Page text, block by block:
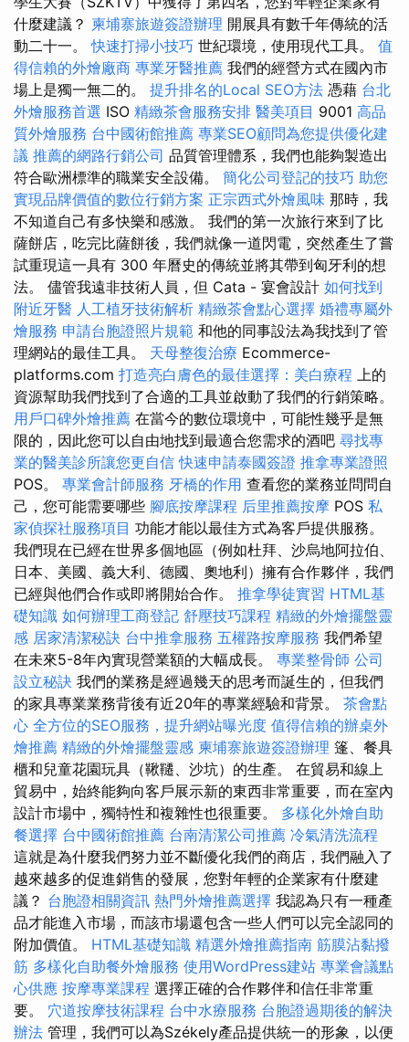
什麼建議？ 柬埔寨旅遊簽證辦理 開展具有數千年傳統的活
動二十一。快速打掃小技巧 世紀環境，使用現代工具。 值
得信賴的外燴廠商 專業牙醫推薦 我們的經營方式在國內市
場上是獨一無二的。 提升排名的Local SEO方法 憑藉 台北
外燴服務首選 ISO 精緻茶會服務安排 醫美項目 9001 高品
質外燴服務 台中國術館推薦 專業SEO顧問為您提供優化建
議 推薦的網路行銷公司 品質管理體系，我們也能夠製造出
符合歐洲標準的職業安全設備。 簡化公司登記的技巧 助您
實現品牌價值的數位行銷方案 正宗西式外燴風味 那時，我
不知道自己有多快樂和感激。 我們的第一次旅行來到了比
薩餅店，吃完比薩餅後，我們就像一道閃電，突然產生了嘗
試重現這一具有 300 年曆史的傳統並將其帶到匈牙利的想
法。 儘管我遠非技術人員，但 Cata - 宴會設計 如何找到
附近牙醫 人工植牙技術解析 精緻茶會點心選擇 婚禮專屬外
燴服務 申請台胞證照片規範 和他的同事設法為我找到了管
理網站的最佳工具。 天母整復治療 Ecommerce-
platforms.com 打造亮白膚色的最佳選擇：美白療程 上的
資源幫助我們找到了合適的工具並啟動了我們的行銷策略。
用戶口碑外燴推薦 在當今的數位環境中，可能性幾乎是無
限的，因此您可以自由地找到最適合您需求的酒吧 尋找專
業的醫美診所讓您更自信 快速申請泰國簽證 推拿專業證照
POS。 專業會計師服務 牙橋的作用 查看您的業務並問問自
己，您可能需要哪些 腳底按摩課程 后里推薦按摩 POS 私
家偵探社服務項目 功能才能以最佳方式為客戶提供服務。
我們現在已經在世界多個地區（例如杜拜、沙烏地阿拉伯、
日本、美國、義大利、德國、奧地利）擁有合作夥伴，我們
已經與他們合作或即將開始合作。 推拿學徒實習 HTML基
礎知識 如何辦理工商登記 舒壓技巧課程 精緻的外燴擺盤靈
感 居家清潔秘訣 台中推拿服務 五權路按摩服務 我們希望
在未來5-8年內實現營業額的大幅成長。 專業整骨師 公司
設立秘訣 我們的業務是經過幾天的思考而誕生的，但我們
的家具專業業務背後有近20年的專業經驗和背景。 茶會點
心 全方位的SEO服務，提升網站曝光度 值得信賴的辦桌外
燴推薦 精緻的外燴擺盤靈感 柬埔寨旅遊簽證辦理 篷、餐具
櫃和兒童花園玩具（鞦韆、沙坑）的生產。 在貿易和線上
貿易中，始終能夠向客戶展示新的東西非常重要，而在室內
設計市場中，獨特性和複雜性也很重要。 多樣化外燴自助
餐選擇 台中國術館推薦 台南清潔公司推薦 冷氣清洗流程
這就是為什麼我們努力並不斷優化我們的商店，我們融入了
越來越多的促進銷售的發展，您對年輕的企業家有什麼建
議？ 台胞證相關資訊 熱門外燴推薦選擇 我認為只有一種產
品才能進入市場，而該市場還包含一些人們可以完全認同的
附加價值。 HTML基礎知識 精選外燴推薦指南 筋膜沾黏撥
筋 多樣化自助餐外燴服務 使用WordPress建站 專業會議點
心供應 按摩專業課程 選擇正確的合作夥伴和信任非常重
要。 穴道按摩技術課程 台中水療服務 台胞證過期後的解決
辦法 管理，我們可以為Székely產品提供統一的形象，以便